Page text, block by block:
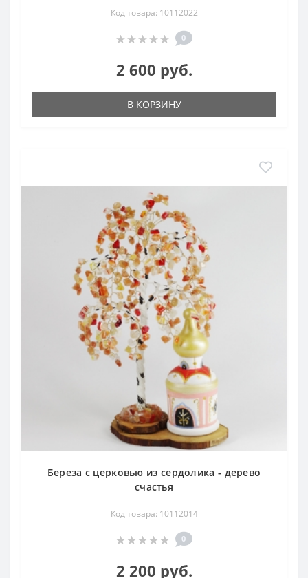
Код товара: 10112022
0
2 600 руб.
В КОРЗИНУ
Береза с церковью из сердолика - дерево
счастья
Код товара: 10112014
0
2 200 руб.